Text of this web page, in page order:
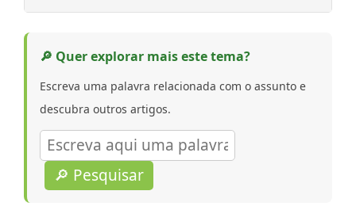
🔎 Quer explorar mais este tema?
Escreva uma palavra relacionada com o assunto e
descubra outros artigos.
🔎 Pesquisar